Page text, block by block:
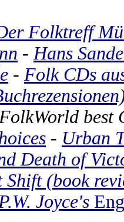
Folktreff
-Hans
- Folk CDs
best
- Urban
Death of
(book
Joyce's